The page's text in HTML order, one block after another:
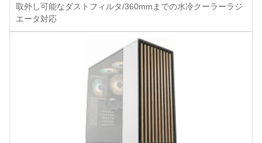
取外し可能なダストフィルタ/360mmまでの水冷クーラーラジ
エータ対応